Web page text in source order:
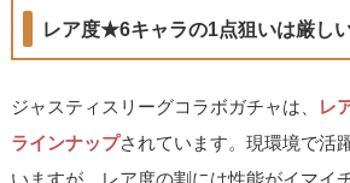
レア度★6キャラの1点狙いは厳し
ジャスティスリーグコラボガチャは、 レ
ラインナップされています。現環境で活
いますが、レア度の割には性能がイマイ